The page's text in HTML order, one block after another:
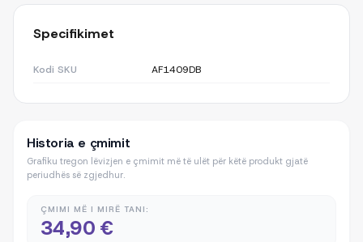
Specifikimet
Kodi SKU AF1409DB
Historia e çmimit
Grafiku tregon lëvizjen e çmimit më të ulët për këtë produkt gjatë
periudhës së zgjedhur.
ÇMIMI MË I MIRË TANI:
34,90 €